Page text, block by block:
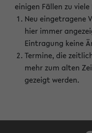
einigen Fällen zu
Neu eingetragene
hier immer
Eintragung keine
Termine, die
mehr zum alten
gezeigt werden.